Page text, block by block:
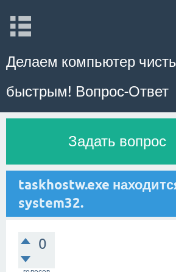
Делаем компьютер
быстрым! Вопрос-Ответ
Задать вопрос
taskhostw.exe
system32.
0